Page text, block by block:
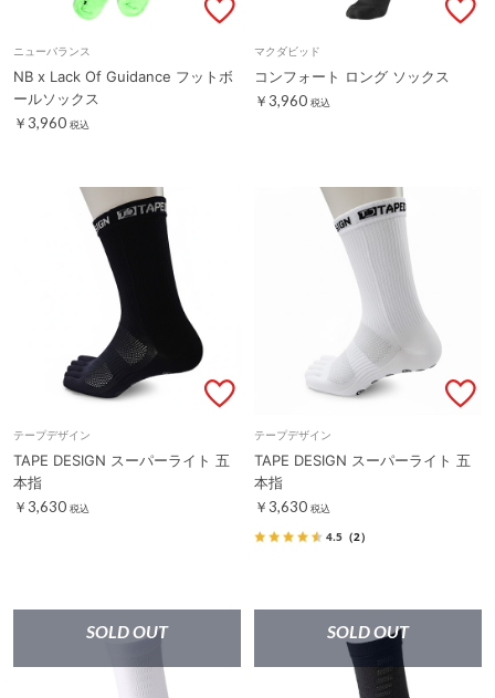
ニューバランス
NB x Lack Of Guidance フットボ
ールソックス
￥3,960 税込
マクダビッド
コンフォート ロング ソックス
￥3,960 税込
テープデザイン
TAPE DESIGN スーパーライト 五
本指
￥3,630 税込
テープデザイン
TAPE DESIGN スーパーライト 五
本指
￥3,630 税込
4.5 （2）
SOLD OUT SOLD OUT